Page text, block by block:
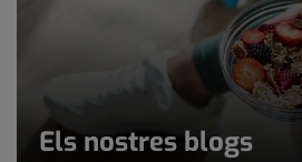
Els nostres blogs